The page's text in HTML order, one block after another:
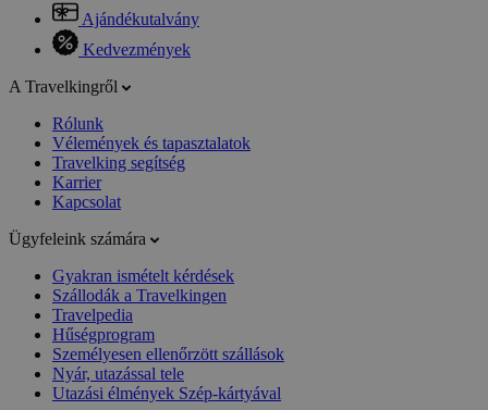
Ajándékutalvány
Kedvezmények
A Travelkingről
Rólunk
Vélemények és tapasztalatok
Travelking segítség
Karrier
Kapcsolat
Ügyfeleink számára
Gyakran ismételt kérdések
Szállodák a Travelkingen
Travelpedia
Hűségprogram
Személyesen ellenőrzött szállások
Nyár, utazással tele
Utazási élmények Szép-kártyával